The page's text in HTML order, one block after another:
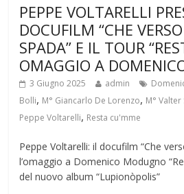
PEPPE VOLTARELLI
DOCUFILM “CHE
SPADA” E IL TOUR
OMAGGIO A
3 Giugno 2025 admin
Bolli, M° Giancarlo De Lorenzo, M° Valter
Peppe Voltarelli, Resta cu'mme
Peppe Voltarelli: il docufilm “Che
l’omaggio a Domenico Modugno
del nuovo album “Lupionòpolis”